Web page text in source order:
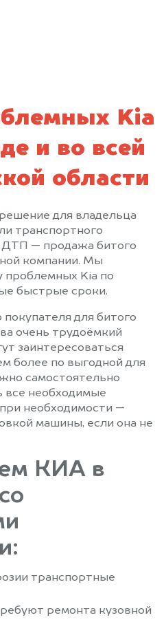
Kia
и во всей
области
для владельца
транспортного
ДТП — продажа битого
компании. Мы
проблемных Kia по
быстрые сроки.
для битого
очень трудоёмкий
заинтересоваться
более по выгодной для
самостоятельно
все необходимые
необходимости —
машины, если она не
КИА в
транспортные
ремонта кузовной